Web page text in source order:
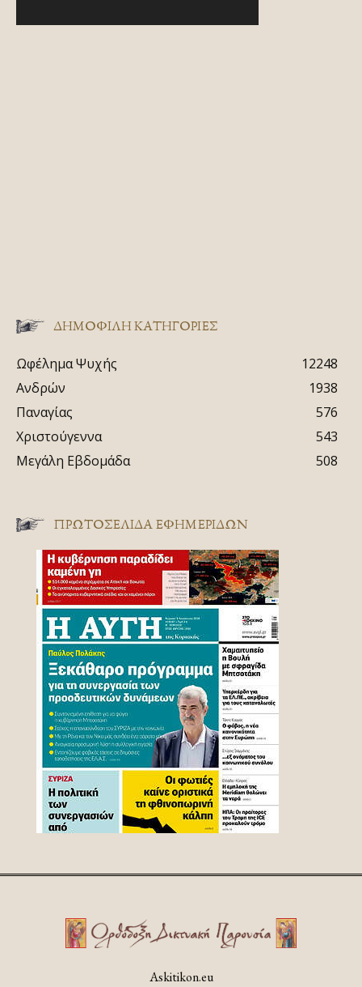
ΔΗΜΟΦΙΛΗ ΚΑΤΗΓΟΡΙΕΣ
Ωφέλημα Ψυχής
12248
Ανδρών
1938
Παναγίας
576
Χριστούγεννα
543
Μεγάλη Εβδομάδα
508
ΠΡΩΤΟΣΈΛΙΔΑ ΕΦΗΜΕΡΊΔΩΝ
Askitikon.eu